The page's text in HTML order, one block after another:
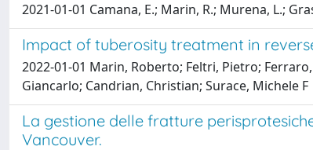
2021-01-01 Camana, E.; Marin, R.; Murena, L.;
Impact of tuberosity treatment in
2022-01-01 Marin, Roberto; Feltri, Pietro;
Giancarlo; Candrian, Christian; Surace, Michele F
La gestione delle fratture
Vancouver.